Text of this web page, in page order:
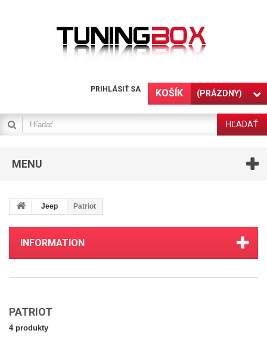
KOŠÍK (PRÁZDNY)
PRIHLÁSIŤ SA
HĽADAŤ
MENU
Jeep Patriot
INFORMATION
PATRIOT
4 produkty